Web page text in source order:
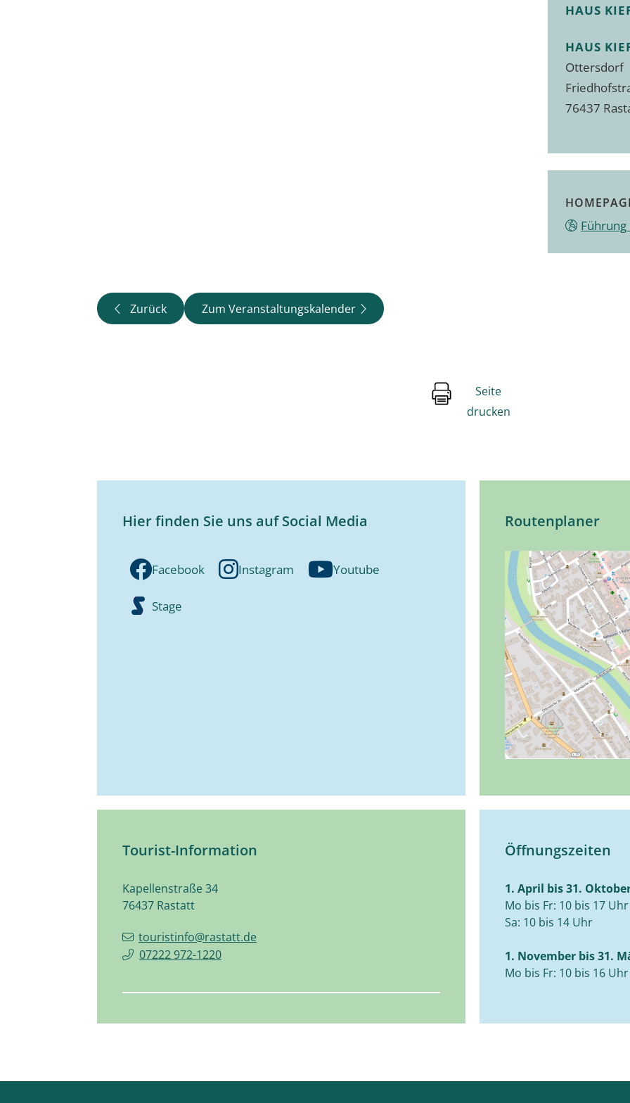
HAUS
HAUS
Ottersdorf
76437
Zurück Zum Veranstaltungskalender
Seite
drucken
Hier finden Sie uns auf Social Media
Facebook Instagram Youtube
Stage
Routenplaner
Tourist-Information
Kapellenstraße 34
76437 Rastatt
touristinfo@rastatt.de
07222 972-1220
Öffnungszeiten
1. April bis 31.
Mo bis Fr: 10 bis 17 Uhr
Sa: 10 bis 14 Uhr
1. November bis 31.
Mo bis Fr: 10 bis 16 Uhr